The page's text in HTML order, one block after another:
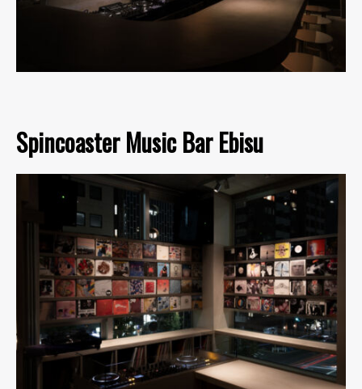
Spincoaster Music Bar Ebisu